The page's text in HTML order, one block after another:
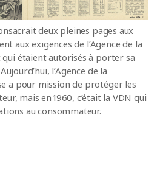
deux pleines pages aux
aux exigences de l’Agence de la
étaient autorisés à porter sa
l’Agence de la
a pour mission de protéger les
mais en 1960, c’était la VDN qui
au consommateur.